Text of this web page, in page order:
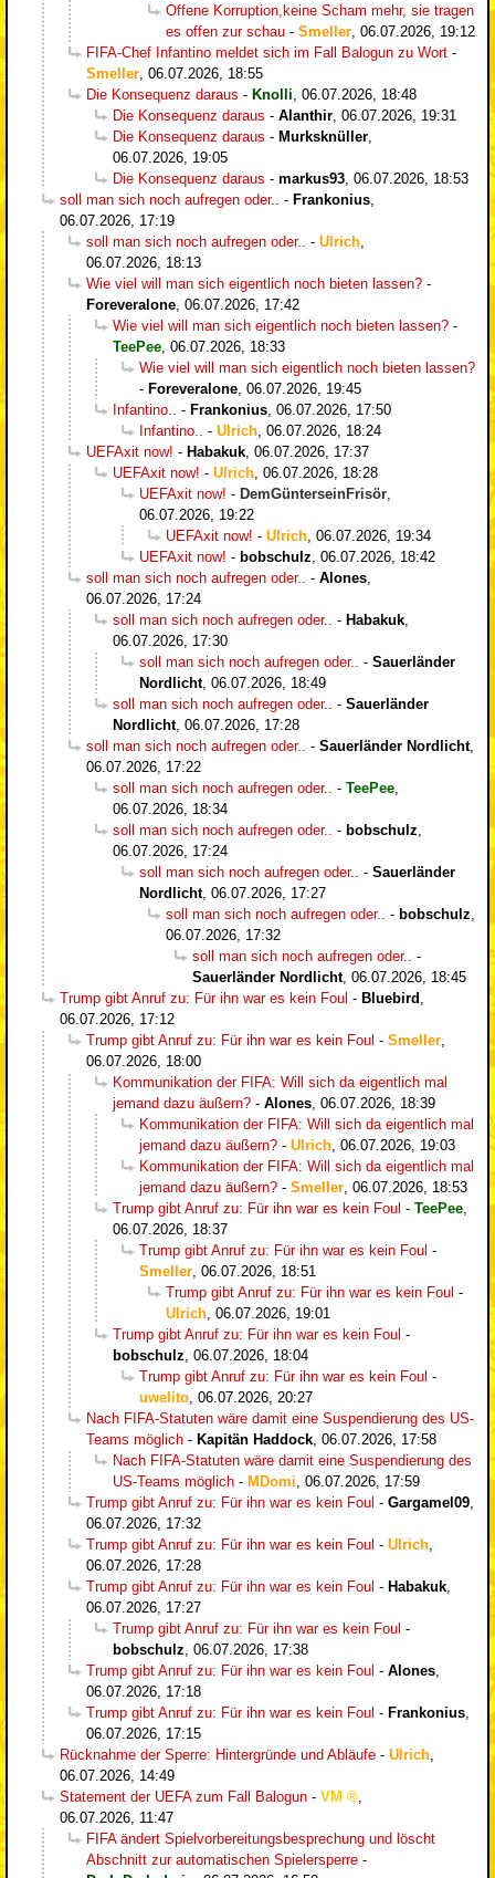
Offene Korruption,keine Scham mehr, sie tragen
es offen zur schau - Smeller 06.07.2026, 19:12
FIFA-Chef Infantino meldet sich im Fall Balogun zu Wort -
Smeller 06.07.2026, 18:55
Die Konsequenz daraus - Knolli 06.07.2026, 18:48
Die Konsequenz daraus - Alanthir 06.07.2026, 19:31
Die Konsequenz daraus - Murksknüller
06.07.2026, 19:05
Die Konsequenz daraus - markus93 06.07.2026, 18:53
soll man sich noch aufregen oder..
- Frankonius
06.07.2026, 17:19
soll man sich noch aufregen oder..
- Ulrich
06.07.2026, 18:13
Wie viel will man sich eigentlich noch bieten lassen? -
Foreveralone 06.07.2026, 17:42
Wie viel will man sich eigentlich noch bieten lassen? -
TeePee 06.07.2026, 18:33
Wie viel will man sich eigentlich noch bieten lassen?
- Foreveralone 06.07.2026, 19:45
Infantino..
- Frankonius 06.07.2026, 17:50
Infantino..
- Ulrich 06.07.2026, 18:24
UEFAxit now! - Habakuk 06.07.2026, 17:37
UEFAxit now! - Ulrich 06.07.2026, 18:28
UEFAxit now! - DemGünterseinFrisör
06.07.2026, 19:22
UEFAxit now! - Ulrich 06.07.2026, 19:34
UEFAxit now! - bobschulz 06.07.2026, 18:42
soll man sich noch aufregen oder..
- Alones
06.07.2026, 17:24
soll man sich noch aufregen oder..
- Habakuk
06.07.2026, 17:30
soll man sich noch aufregen oder..
- Sauerländer
Nordlicht, 06.07.2026, 18:49
soll man sich noch aufregen oder..
- Sauerländer
Nordlicht, 06.07.2026, 17:28
soll man sich noch aufregen oder..
- Sauerländer Nordlicht,
06.07.2026, 17:22
soll man sich noch aufregen oder..
- TeePee
06.07.2026, 18:34
soll man sich noch aufregen oder..
- bobschulz
06.07.2026, 17:24
soll man sich noch aufregen oder..
- Sauerländer
Nordlicht, 06.07.2026, 17:27
soll man sich noch aufregen oder..
- bobschulz
06.07.2026, 17:32
soll man sich noch aufregen oder..
-
Sauerländer Nordlicht, 06.07.2026, 18:45
Trump gibt Anruf zu: Für ihn war es kein Foul - Bluebird
06.07.2026, 17:12
Trump gibt Anruf zu: Für ihn war es kein Foul - Smeller
06.07.2026, 18:00
Kommunikation der FIFA: Will sich da eigentlich mal
jemand dazu äußern? - Alones 06.07.2026, 18:39
Kommunikation der FIFA: Will sich da eigentlich mal
jemand dazu äußern? - Ulrich 06.07.2026, 19:03
Kommunikation der FIFA: Will sich da eigentlich mal
jemand dazu äußern? - Smeller 06.07.2026, 18:53
Trump gibt Anruf zu: Für ihn war es kein Foul - TeePee
06.07.2026, 18:37
Trump gibt Anruf zu: Für ihn war es kein Foul -
Smeller 06.07.2026, 18:51
Trump gibt Anruf zu: Für ihn war es kein Foul -
Ulrich 06.07.2026, 19:01
Trump gibt Anruf zu: Für ihn war es kein Foul -
bobschulz 06.07.2026, 18:04
Trump gibt Anruf zu: Für ihn war es kein Foul -
uwelito 06.07.2026, 20:27
Nach FIFA-Statuten wäre damit eine Suspendierung des US-
Teams möglich - Kapitän Haddock 06.07.2026, 17:58
Nach FIFA-Statuten wäre damit eine Suspendierung des
US-Teams möglich - MDomi 06.07.2026, 17:59
Trump gibt Anruf zu: Für ihn war es kein Foul - Gargamel09
06.07.2026, 17:32
Trump gibt Anruf zu: Für ihn war es kein Foul - Ulrich
06.07.2026, 17:28
Trump gibt Anruf zu: Für ihn war es kein Foul - Habakuk
06.07.2026, 17:27
Trump gibt Anruf zu: Für ihn war es kein Foul -
bobschulz 06.07.2026, 17:38
Trump gibt Anruf zu: Für ihn war es kein Foul - Alones
06.07.2026, 17:18
Trump gibt Anruf zu: Für ihn war es kein Foul - Frankonius
06.07.2026, 17:15
Rücknahme der Sperre: Hintergründe und Abläufe - Ulrich
06.07.2026, 14:49
Statement der UEFA zum Fall Balogun - VM
06.07.2026, 11:47
FIFA ändert Spielvorbereitungsbesprechung und löscht
Abschnitt zur automatischen Spielersperre -